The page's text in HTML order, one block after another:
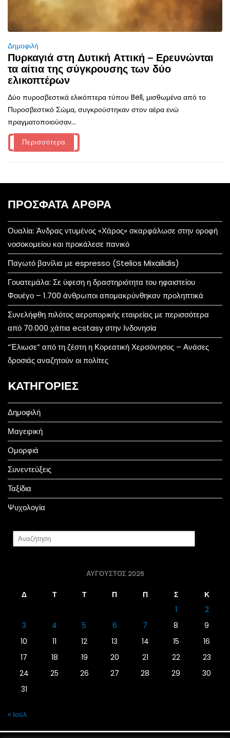
Δημοφιλή
Πυρκαγιά στη Δυτική Αττική – Ερευνώνται
τα αίτια της σύγκρουσης των δύο
ελικοπτέρων
Δύο πυροσβεστικά ελικόπτερα τύπου Bell, μισθωμένα από το
Πυροσβεστικό Σώμα, συγκρούστηκαν στον αέρα ενώ
πραγματοποιούσαν...
Περισσότερα
ΠΡΌΣΦΑΤΑ ΆΡΘΡΑ
Ουαλία: Άνδρας ντυμένος «Χάρος» σκαρφάλωσε στην οροφή
νοσοκομείου και προκάλεσε πανικό
Παγωτό βανίλια με espresso (Stelios Mixailidis)
Γουατεμάλα: Σε ύφεση η δραστηριότητα του ηφαιστείου
Φουέγο – 1.700 άνθρωποι απομακρύνθηκαν προληπτικά
Συνελήφθη πιλότος αεροπορικής εταιρείας με περισσότερα
από 70.000 χάπια ecstasy στην Ινδονησία
“Έλιωσε” από τη ζέστη η Κορεατική Χερσόνησος – Ανάσες
δροσιάς αναζητούν οι πολίτες
KΑΤΗΓΟΡΊΕΣ
Δημοφιλή
Μαγειρική
Ομορφιά
Συνεντεύξεις
Ταξίδια
Ψυχολογία
ΑΎΓΟΥΣΤΟΣ 2026
Δ Τ Τ Π Π Σ
Κ
1
2
3
4 5 6 7 8
9
10
11 12 13 14 15
16
17
18 19 20 21 22
23
24
25 26 27 28 29
30
31
« Ιούλ